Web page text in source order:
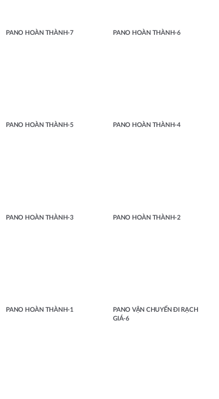
PANO HOÀN THÀNH-7 PANO HOÀN THÀNH-6
PANO HOÀN THÀNH-5 PANO HOÀN THÀNH-4
PANO HOÀN THÀNH-3 PANO HOÀN THÀNH-2
PANO HOÀN THÀNH-1
PANO VẬN CHUYỂN ĐI RẠCH
GIÁ-6